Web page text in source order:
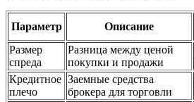
Параметр Описание
Размер
спреда
Разница между ценой
покупки и продажи
Кредитное
плечо
Заемные средства
брокера для торговли